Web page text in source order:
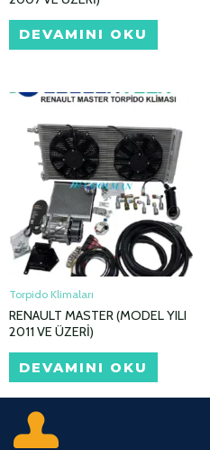
DEVAMINI OKU
Torpido Klimaları
RENAULT MASTER (MODEL YILI
2011 VE ÜZERİ)
DEVAMINI OKU